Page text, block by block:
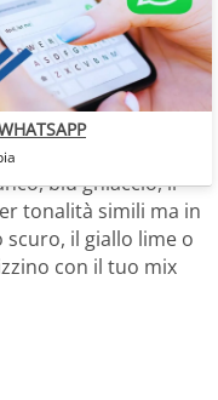
Spring”, sono
più fredde e
la tua naturale
con parsimonia
blu ghiaccio, il
tonalità simili ma in
il giallo lime o
con il tuo mix